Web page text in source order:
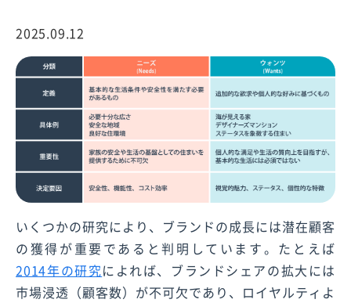
2025.09.12
いくつかの研究により、ブランドの成長には潜在顧客
の獲得が重要であると判明しています。たとえば
2014年の研究によれば、ブランドシェアの拡大には
市場浸透（顧客数）が不可欠であり、ロイヤルティよ